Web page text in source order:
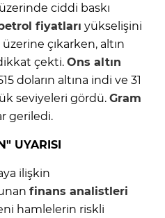
ciddi baskı
fiyatları yükselişini
çıkarken, altın
çekti. Ons altın
doların altına indi ve 31
seviyeleri gördü. Gram
geriledi.
UYARISI
ilişkin
finans analistleri
hamlelerin riskli